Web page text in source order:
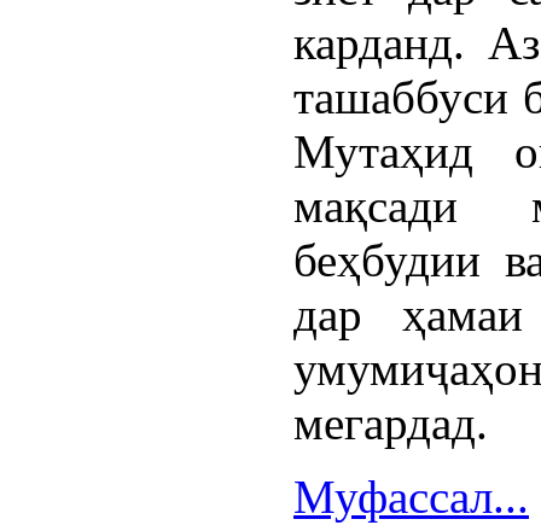
карданд.
ташаббуси
Мутаҳид
мақсади
беҳбудии
дар
мегардад.
Муфассал...